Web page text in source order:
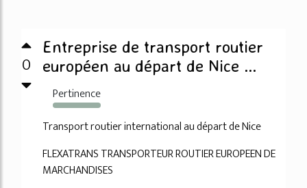
0
Entreprise de transport routier
européen au départ de Nice ...
Pertinence
4137%
Transport routier international au départ de Nice
FLEXATRANS TRANSPORTEUR ROUTIER EUROPEEN DE
MARCHANDISES